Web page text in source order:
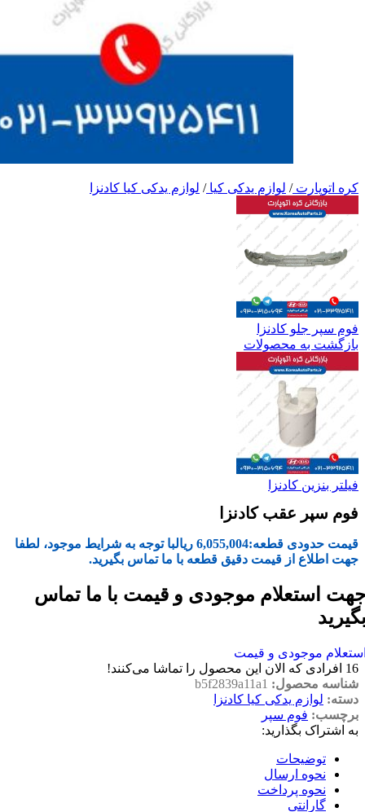
کره اتوپارت/ لوازم یدکی کیا/ لوازم یدکی کیا کادنزا
فوم سپر جلو کادنزا
بازگشت به محصولات
فیلتر بنزین کادنزا
فوم سپر عقب کادنزا
قیمت حدودی قطعه:6,055,004 ریالبا توجه به شرایط موجود، لطفا
جهت اطلاع از قیمت دقیق قطعه با ما تماس بگیرید.
استعلام موجودی و قیمت با ما تماس
موجودی و قیمت
16 افرادی که الان این محصول را تماشا می‌کنند!
شناسه محصول: b5f2839a11a1
دسته: لوازم یدکی کیا کادنزا
برچسب: فوم سپر
به اشتراک بگذارید:
توضیحات
نحوه ارسال
نحوه پرداخت
گارانتی